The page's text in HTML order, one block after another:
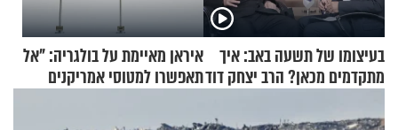
בעיצומו של תשעה באב: איך
מתקדמים מכאן? הרב יצחק דוד
איראן מאיימת על בולגריה: "אל
תאפשרו למטוסי אמריקנים